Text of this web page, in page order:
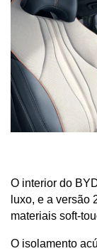
O interior do
luxo, e a versão
materiais soft-
O isolamento